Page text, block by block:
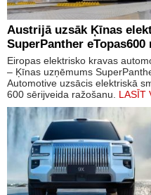
Austrijā uzsāk Ķīnas
SuperPanther eTopas600
Eiropas elektrisko kravas
– Ķīnas uzņēmums
Automotive uzsācis elektriskā
600 sērijveida ražošanu. LASĪT